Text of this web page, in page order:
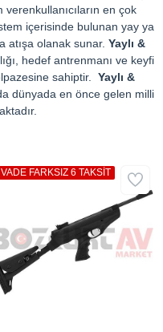
en çok
içerisinde bulunan yay ya
atışa olanak sunar. Yaylı &
hedef antrenmanı ve keyfi
sahiptir. Yaylı &
dünyada en önce gelen milli
VADE FARKSIZ 6 TAKSİT